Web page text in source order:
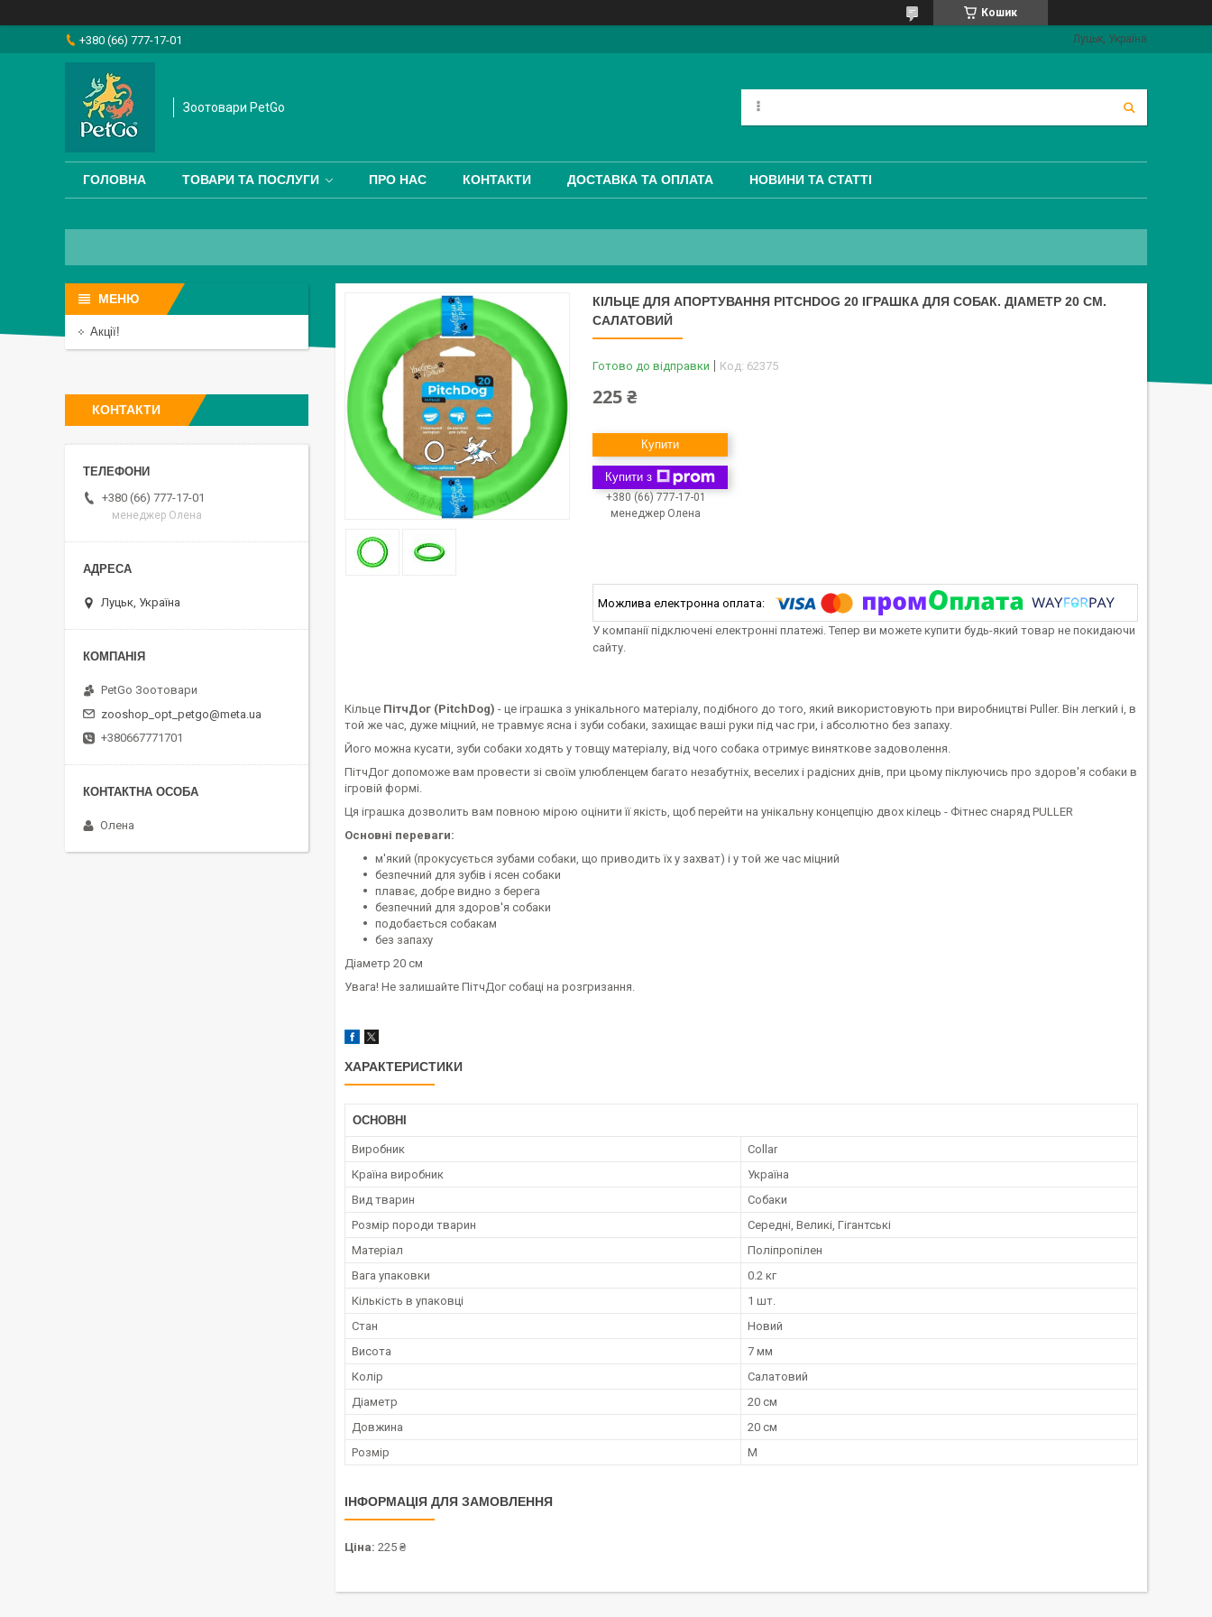
Кошик
+380 (66) 777-17-01 Луцьк, Україна
Зоотовари PetGo
ГОЛОВНА ТОВАРИ ТА ПОСЛУГИ ПРО НАС КОНТАКТИ ДОСТАВКА ТА ОПЛАТА НОВИНИ ТА СТАТТІ
КІЛЬЦЕ ДЛЯ АПОРТУВАННЯ PITCHDOG 20 ІГРАШКА ДЛЯ СОБАК. ДІАМЕТР 20 СМ.
САЛАТОВИЙ
Готово до відправки Код: 62375
225 ₴
Купити
Купити з
+380 (66) 777-17-01
менеджер Олена
У компанії підключені електронні платежі. Тепер ви можете купити будь-який товар не покидаючи
сайту.
Кільце ПітчДог (PitchDog) - це іграшка з унікального матеріалу, подібного до того, який використовують при виробництві Puller. Він легкий і, в
той же час, дуже міцний, не травмує ясна і зуби собаки, захищає ваші руки під час гри, і абсолютно без запаху.
Його можна кусати, зуби собаки ходять у товщу матеріалу, від чого собака отримує виняткове задоволення.
ПітчДог допоможе вам провести зі своїм улюбленцем багато незабутніх, веселих і радісних днів, при цьому піклуючись про здоров'я собаки в
ігровій формі.
Ця іграшка дозволить вам повною мірою оцінити її якість, щоб перейти на унікальну концепцію двох кілець - Фітнес снаряд PULLER
Основні переваги:
м'який (прокусується зубами собаки, що приводить їх у захват) і у той же час міцний
безпечний для зубів і ясен собаки
плаває, добре видно з берега
безпечний для здоров'я собаки
подобається собакам
без запаху
Діаметр 20 см
Увага! Не залишайте ПітчДог собаці на розгризання.
ХАРАКТЕРИСТИКИ
ОСНОВНІ
Виробник
Collar
Країна виробник
Україна
Вид тварин
Собаки
Розмір породи тварин
Середні, Великі, Гігантські
Матеріал
Поліпропілен
Вага упаковки
0.2 кг
Кількість в упаковці
1 шт.
Стан
Новий
Висота
7 мм
Колір
Салатовий
Діаметр
20 см
Довжина
20 см
Розмір
M
ІНФОРМАЦІЯ ДЛЯ ЗАМОВЛЕННЯ
Ціна: 225 ₴
Акції!
КОНТАКТИ
+380 (66) 777-17-01
менеджер Олена
Луцьк, Україна
PetGo Зоотовари
zooshop_opt_petgo@meta.ua
+380667771701
Олена